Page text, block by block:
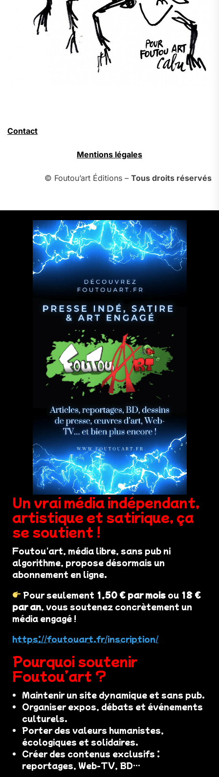
Contact
Mentions légales
© Foutou’art Éditions – Tous droits réservés
Un vrai média indépendant,
artistique et satirique, ça
se soutient !
Foutou'art, média libre, sans pub ni
algorithme, propose désormais un
abonnement en ligne.
Pour seulement 1,50 € par mois ou 18 €
par an, vous soutenez concrètement un
média engagé !
https://foutouart.fr/inscription/
Pourquoi soutenir
Foutou’art ?
Maintenir un site dynamique et sans pub.
Organiser expos, débats et événements
culturels.
Porter des valeurs humanistes,
écologiques et solidaires.
Créer des contenus exclusifs :
reportages, Web-TV, BD…